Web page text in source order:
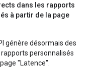
dans les rapports
à partir de la page
génère désormais des
personnalisés
"Latence".